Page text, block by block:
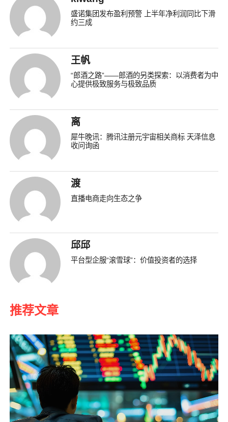
盛诺集团发布盈利预警 上半年净利润同比下滑
约三成
王帆
“郎酒之路”——郎酒的另类探索：以消费者为中
心提供极致服务与极致品质
离
犀牛晚讯：腾讯注册元宇宙相关商标 天泽信息
收问询函
渡
直播电商走向生态之争
邱邱
平台型企服“滚雪球”：价值投资者的选择
推荐文章